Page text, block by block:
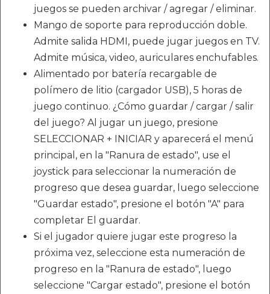
juegos se pueden archivar / agregar / eliminar.
Mango de soporte para reproducción doble.
Admite salida HDMI, puede jugar juegos en TV.
Admite música, video, auriculares enchufables.
Alimentado por batería recargable de
polímero de litio (cargador USB), 5 horas de
juego continuo. ¿Cómo guardar / cargar / salir
del juego? Al jugar un juego, presione
SELECCIONAR + INICIAR y aparecerá el menú
principal, en la "Ranura de estado", use el
joystick para seleccionar la numeración de
progreso que desea guardar, luego seleccione
"Guardar estado", presione el botón "A" para
completar El guardar.
Si el jugador quiere jugar este progreso la
próxima vez, seleccione esta numeración de
progreso en la "Ranura de estado", luego
seleccione "Cargar estado", presione el botón